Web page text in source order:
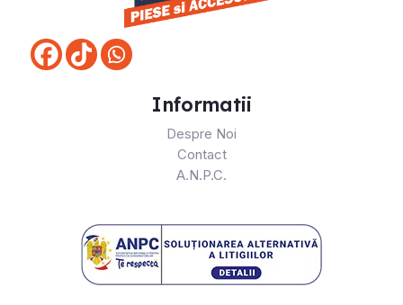
Informatii
Despre Noi
Contact
A.N.P.C.